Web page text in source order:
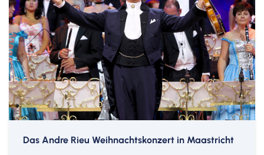
Das Andre Rieu Weihnachtskonzert in Maastricht